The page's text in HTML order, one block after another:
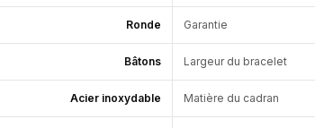
Ronde Garantie
Bâtons Largeur du bracelet
Acier inoxydable Matière du cadran